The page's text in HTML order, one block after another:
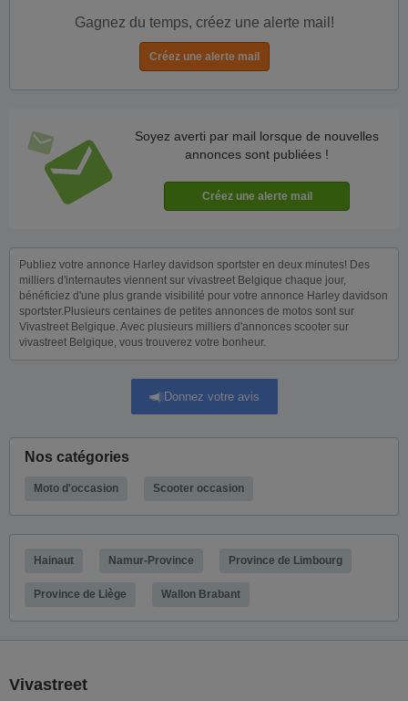
Gagnez du temps, créez une alerte mail!
Soyez averti par mail lorsque de nouvelles
annonces sont publiées !
Publiez votre annonce Harley davidson sportster en deux minutes! Des
milliers d'internautes viennent sur vivastreet Belgique chaque jour,
bénéficiez d'une plus grande visibilité pour votre annonce Harley davidson
sportster.Plusieurs centaines de petites annonces de motos sont sur
Vivastreet Belgique. Avec plusieurs milliers d'annonces scooter sur
vivastreet Belgique, vous trouverez votre bonheur.
Donnez votre avis
Nos catégories
Moto d'occasion Scooter occasion
Hainaut Namur-Province Province de Limbourg
Province de Liège Wallon Brabant
Vivastreet